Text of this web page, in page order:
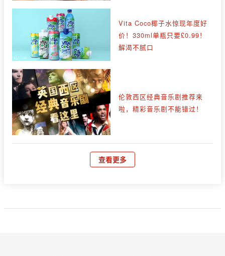
Vita Coco椰子水惊现年度好
价！330ml单瓶只要£0.99！
解渴不腻口
伦敦西区经典音乐剧推荐来
啦，精彩音乐剧不能错过！
查看更多